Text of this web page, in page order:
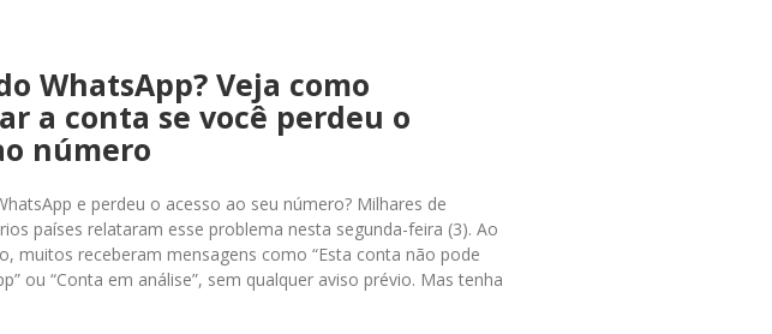
WhatsApp? Veja como
a conta se você perdeu o
número
e perdeu o acesso ao seu número? Milhares de
países relataram esse problema nesta segunda-feira (3). Ao
muitos receberam mensagens como “Esta conta não pode
ou “Conta em análise”, sem qualquer aviso prévio. Mas tenha